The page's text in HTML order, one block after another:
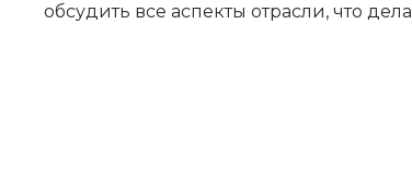
обсудить все аспекты отрасли, что